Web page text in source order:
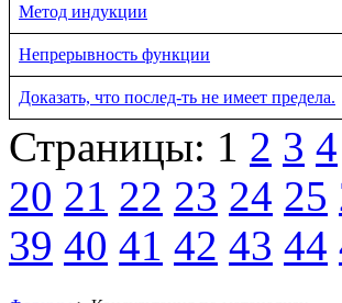
Метод индукции
Непрерывность функции
Доказать, что послед-ть не имеет предела.
Страницы: 1 2 3 4
20 21 22 23 24 25
39 40 41 42 43 44